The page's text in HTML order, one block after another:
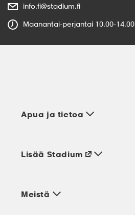
info.fi@stadium.fi
Maanantai-perjantai 10.00-14.00
Apua ja tietoa
Meistä
Lisää Stadium